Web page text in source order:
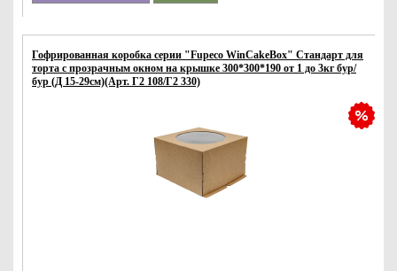
Гофрированная коробка серии "Fupeco WinCakeBox" Стандарт для
торта c прозрачным окном на крышке 300*300*190 от 1 до 3кг бур/
бур (Д 15-29см)(Арт. Г2 108/Г2 330)